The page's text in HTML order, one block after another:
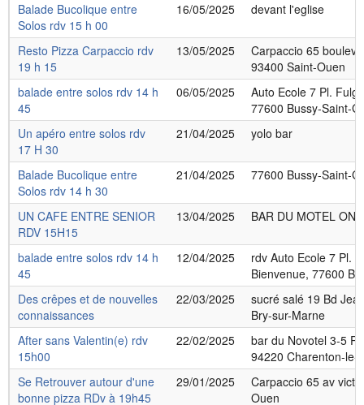
Balade Bucolique entre
Solos rdv 15 h 00
16/05/2025 devant l'eglise
Resto Pizza Carpaccio rdv
19 h 15
13/05/2025
Carpaccio 65
93400 Saint-Ouen
balade entre solos rdv 14 h
45
06/05/2025
Auto Ecole 7 Pl.
77600 Bussy-Saint-
Un apéro entre solos rdv
17 H 30
21/04/2025 yolo bar
Balade Bucolique entre
Solos rdv 14 h 30
21/04/2025 77600 Bussy-Saint-
UN CAFE ENTRE SENIOR
RDV 15H15
13/04/2025 BAR DU MOTEL ONE
balade entre solos rdv 14 h
45
12/04/2025
rdv Auto Ecole 7 Pl.
Bienvenue, 77600
Des crêpes et de nouvelles
connaissances
22/03/2025
sucré salé 19 Bd
Bry-sur-Marne
After sans Valentin(e) rdv
15h00
22/02/2025
bar du Novotel 3-5
94220 Charenton-le-
Se Retrouver autour d'une
bonne pizza RDv à 19h45
29/01/2025
Carpaccio 65 av
Ouen